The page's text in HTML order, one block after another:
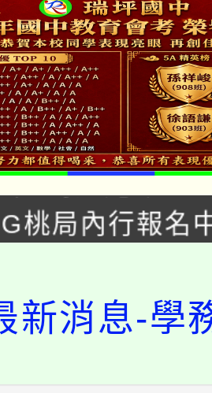
」8/29、30在
場!
1時於龍潭區
。
桃局內行報名
27日，桃園電
園市運動會8/
游泳池舉行。
收入戶享有免
新消息-學